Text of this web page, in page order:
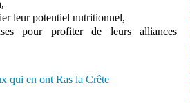
leur potentiel nutritionnel,
pour profiter de leurs alliances